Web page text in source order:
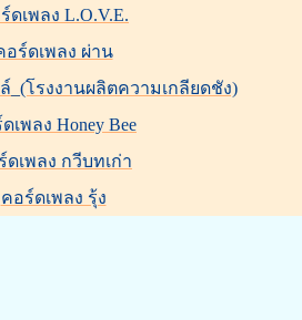
ดเพลง L.O.V.E.
อร์ดเพลง ผ่าน
_(โรงงานผลิตความเกลียดชัง)
เพลง Honey Bee
ดเพลง กวีบทเก่า
คอร์ดเพลง รุ้ง